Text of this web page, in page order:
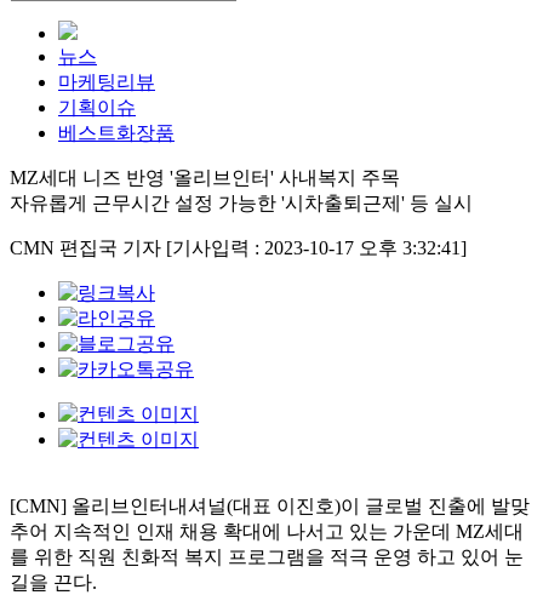
뉴스
마케팅리뷰
기획이슈
베스트화장품
MZ세대 니즈 반영 '올리브인터' 사내복지 주목
자유롭게 근무시간 설정 가능한 '시차출퇴근제' 등 실시
CMN 편집국 기자 [기사입력 : 2023-10-17 오후 3:32:41]
[CMN] 올리브인터내셔널(대표 이진호)이 글로벌 진출에 발맞
추어 지속적인 인재 채용 확대에 나서고 있는 가운데 MZ세대
를 위한 직원 친화적 복지 프로그램을 적극 운영 하고 있어 눈
길을 끈다.